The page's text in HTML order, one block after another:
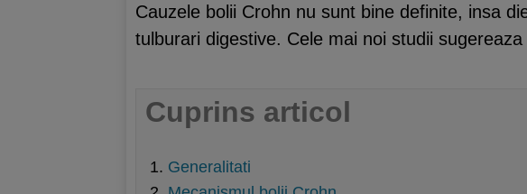
Cauzele bolii Crohn nu sunt bine definite, insa
tulburari digestive. Cele mai noi studii
Cuprins articol
Generalitati